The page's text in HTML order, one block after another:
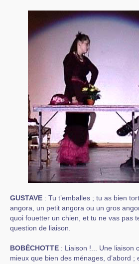
GUSTAVE : Tu t’emballes ; tu as bien
angora, un petit angora ou un gros
quoi fouetter un chien, et tu ne vas pas
question de liaison.
BOBÉCHOTTE : Liaison !... Une liaison
mieux que bien des ménages, d’abord ;